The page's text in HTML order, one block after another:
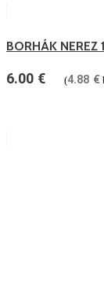
BORHÁK NEREZ
6.00 € (4.88 €